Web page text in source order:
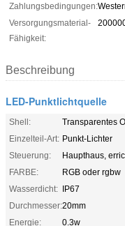
Zahlungsbedingungen:
Versorgungsmaterial-
Fähigkeit:
Beschreibung
LED-Punktlichtquelle
Shell:
Transparentes
Einzelteil-Art: Punkt-Lichter
Steuerung:
Haupthaus,
FARBE:
RGB oder rgbw
Wasserdicht: IP67
Durchmesser:20mm
Energie:
0.3w